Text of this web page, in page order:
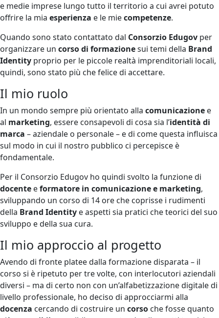
e medie imprese lungo tutto il territorio a cui avrei potuto
offrire la mia esperienza e le miecompetenze.
Quando sono stato contattato dal Consorzio Edugov per
organizzare un corso di formazionesui temi della Brand
Identity proprio per le piccole realtà imprenditoriali locali,
quindi, sono stato più che felice di accettare.
Il mio ruolo
In un mondo sempre più orientato alla comunicazione e
al marketing, essere consapevoli di cosa sia l’identità di
marca – aziendale o personale – e di come questa influisca
sul modo in cui il nostro pubblico ci percepisce è
fondamentale.
Per il Consorzio Edugov ho quindi svolto la funzione di
docente eformatore in comunicazione e marketing,
sviluppando un corso di 14 ore che coprisse i rudimenti
della Brand Identity e aspetti sia pratici che teorici del suo
sviluppo e della sua cura.
Il mio approccio al progetto
Avendo di fronte platee dalla formazione disparata – il
corso si è ripetuto per tre volte, con interlocutori aziendali
diversi – ma di certo non con un’alfabetizzazione digitale di
livello professionale, ho deciso di approcciarmi alla
docenza cercando di costruire un corso che fosse quanto